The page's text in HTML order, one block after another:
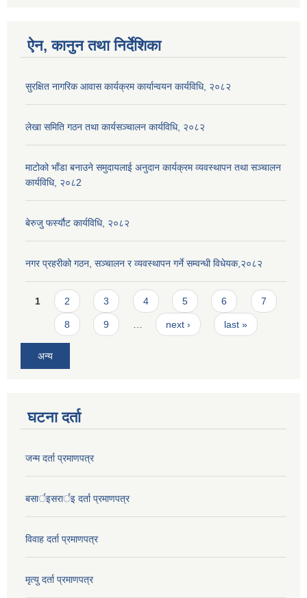
ऐन, कानुन तथा निर्देशिका
सुरक्षित नागरिक आवास कार्यक्रम कार्यान्वयन कार्यविधि, २०८२
लेखा समिति गठन तथा कार्यसञ्चालन कार्यविधि, २०८२
माटोको भाँडा बनाउने समुदायलाई अनुदान कार्यक्रम व्यवस्थापन तथा सञ्चालन
कार्यविधि, २०८2
बेरुजु फर्स्यौट कार्यविधि, २०८२
नगर प्रहरीको गठन, सञ्चालन र व्यवस्थापन गर्ने सम्वन्धी विधेयक,२०८२
Pages
1 2 3 4 5 6 7
8 9 next › last »
अन्य
घटना दर्ता
जन्म दर्ता प्रमाणपत्र
बसार्इसरार्इ दर्ता प्रमाणपत्र
विवाह दर्ता प्रमाणपत्र
मृत्यु दर्ता प्रमाणपत्र